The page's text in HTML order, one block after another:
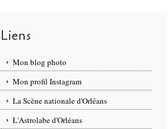
Liens
Mon blog photo
Mon profil Instagram
La Scène nationale d'Orléans
L'Astrolabe d'Orléans